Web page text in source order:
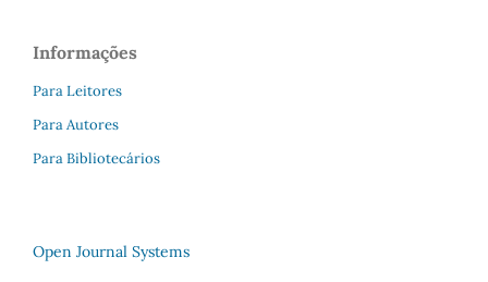
Informações
Para Leitores
Para Autores
Para Bibliotecários
Open Journal Systems